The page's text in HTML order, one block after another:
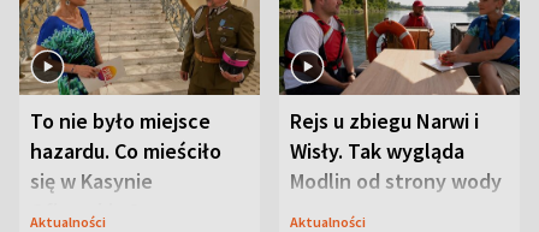
To nie było miejsce
hazardu. Co mieściło
się w Kasynie
Oficerskim?
Aktualności
Rejs u zbiegu Narwi i
Wisły. Tak wygląda
Modlin od strony wody
Aktualności